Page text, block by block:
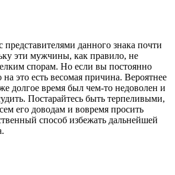
данного знака почти
эти мужчины, как правило, не
спорам. Но если вы постоянно
на это есть весомая причина. Вероятнее
долгое время был чем-то недоволен и
Постарайтесь быть терпеливыми,
его доводам и вовремя просить
способ избежать дальнейшей